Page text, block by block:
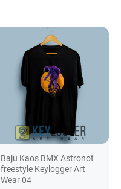
Baju Kaos BMX Astronot
freestyle Keylogger Art
Wear 04